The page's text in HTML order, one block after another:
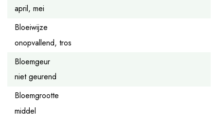
april, mei
Bloeiwijze
onopvallend, tros
Bloemgeur
niet geurend
Bloemgrootte
middel